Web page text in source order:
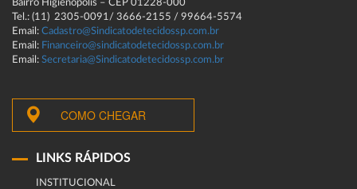
Bairro Higienópolis – CEP 01228-000
Tel.: (11) 2305-0091/ 3666-2155 / 99664-5574
Email: Cadastro@Sindicatodetecidossp.com.br
Email: Financeiro@sindicatodetecidossp.com.br
Email: Secretaria@Sindicatodetecidossp.com.br
COMO CHEGAR
LINKS RÁPIDOS
INSTITUCIONAL